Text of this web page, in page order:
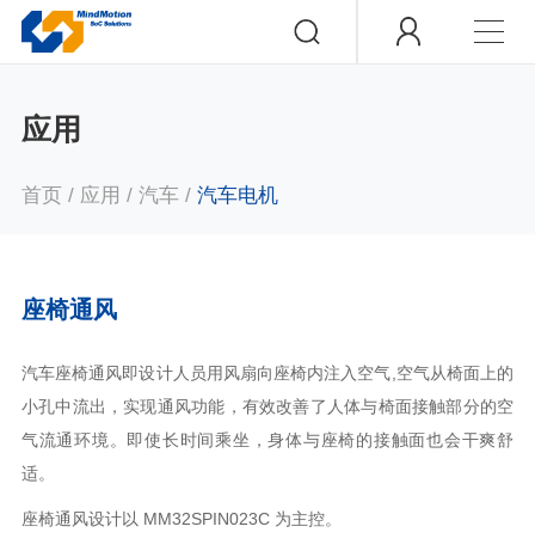
应用
首页 / 应用 / 汽车/ 汽车电机
座椅通风
汽车座椅通风即设计人员用风扇向座椅内注入空气,空气从椅面上的
小孔中流出，实现通风功能，有效改善了人体与椅面接触部分的空
气流通环境。即使长时间乘坐，身体与座椅的接触面也会干爽舒
适。
座椅通风设计以 MM32SPIN023C 为主控。